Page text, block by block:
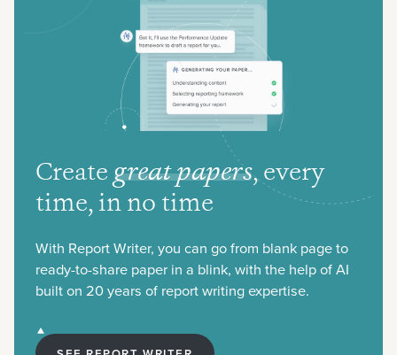
Create great papers,every
time, in no time
With Report Writer, you can go from blank page to
ready-to-share paper in a blink, with the help of AI
built on 20 years of report writing expertise.